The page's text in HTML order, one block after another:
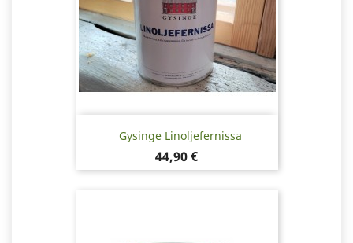
Gysinge Linoljefernissa
Pris
44,90 €